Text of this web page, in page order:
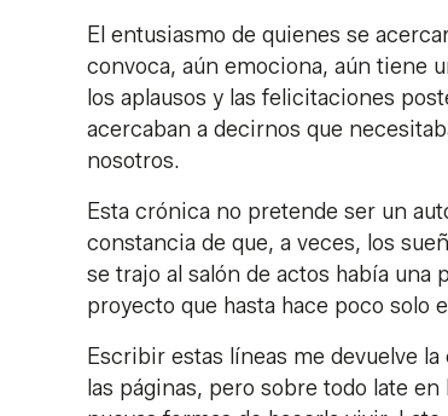
El entusiasmo de quienes se
convoca, aún emociona, aún tiene
los aplausos y las felicitaciones
acercaban a decirnos que
nosotros.
Esta crónica no pretende ser un
constancia de que, a veces, los
se trajo al salón de actos había
proyecto que hasta hace poco solo
Escribir estas líneas me devuelve
las páginas, pero sobre todo late